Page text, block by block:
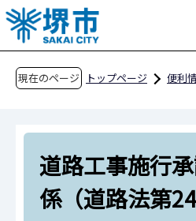
こ
の
ペ
現在のページ トップページ
便利
申請書ダウンロード（
目的別検索
くらし
道路・交通・土木
道路工事施行承認申請
道路工事施行
係（道路法第24